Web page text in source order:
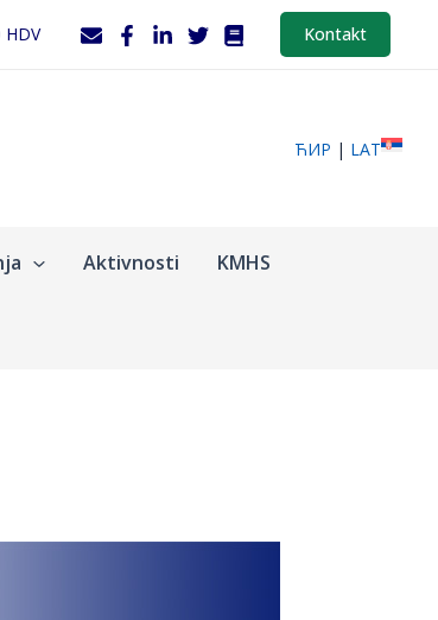
HDV Kontakt
ЋИР | LAT
Aktivnosti KMHS